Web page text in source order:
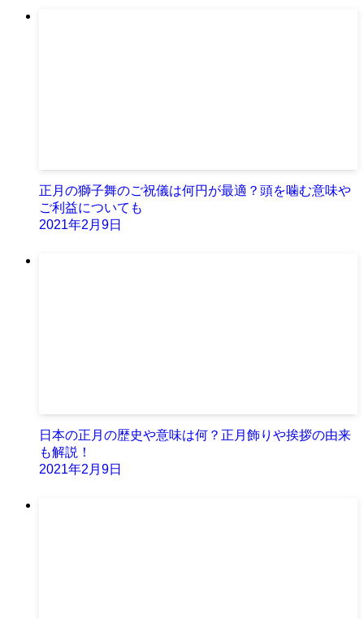
正月の獅子舞のご祝儀は何円が最適？頭を噛む意味や
ご利益についても
2021年2月9日
日本の正月の歴史や意味は何？正月飾りや挨拶の由来
も解説！
2021年2月9日